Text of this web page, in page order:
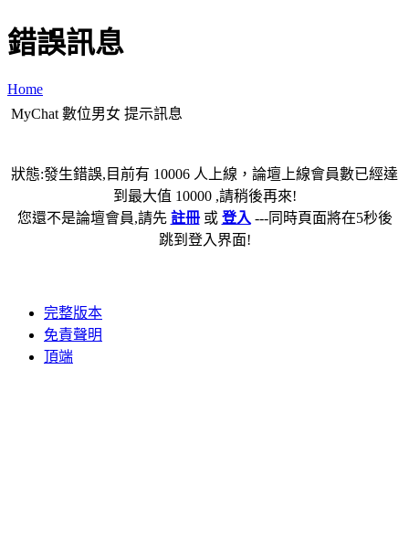
錯誤訊息
Home
MyChat 數位男女 提示訊息
狀態:發生錯誤,目前有 10006 人上線，論壇上線會員數已經達
到最大值 10000 ,請稍後再來!
您還不是論壇會員,請先 註冊或 登入 ---同時頁面將在5秒後
跳到登入界面!
完整版本
免責聲明
頂端